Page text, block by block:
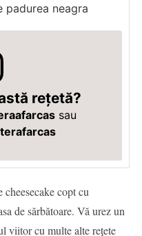
padurea neagra
rețetă?
sau
cheesecake copt cu
de sărbătoare. Vă urez un
viitor cu multe alte rețete